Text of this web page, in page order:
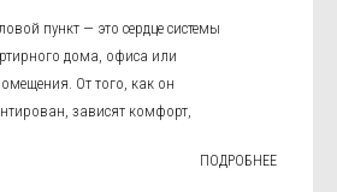
пункт — это сердце системы
дома, офиса или
От того, как он
зависят комфорт,
ПОДРОБНЕЕ